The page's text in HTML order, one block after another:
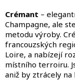
Crémant –
Champagne, ale
metodu výroby.
francouzských
Loire, a nabízejí
místního terroiru.
aniž by ztrácely na